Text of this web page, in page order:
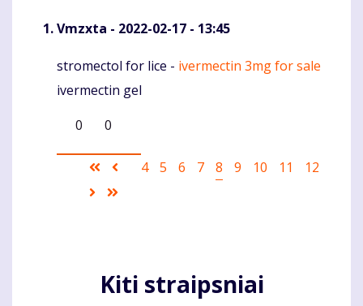
Vmzxta - 2022-02-17 - 13:45
Komentaras
stromectol for lice - ivermectin 3mg for sale
ivermectin gel
0
0
Pagination
First
page
Ankstesnis
Puslapis
4 Puslapis
5 Puslapis
6 Puslapis
7
Current
8 Puslapis
9 Puslapis
10 Puslapis
11 Puslapis
12
Sekantis
Kiti straipsniai